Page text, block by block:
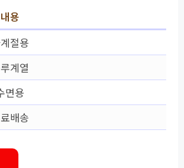
내용
절용
계열
면용
배송